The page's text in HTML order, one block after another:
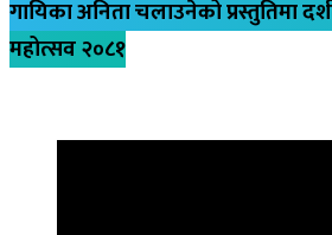
गायिका अनिता चलाउनेको प्रस्तुतिमा
महोत्सव २०८१